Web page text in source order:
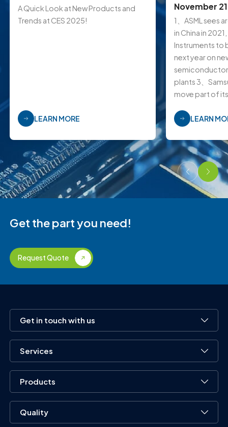
A Quick Look at New Products and
Trends at CES 2025!
LEARN MORE
November 21
1、ASML sees
in China in
Instruments to
next year on
plants 3、
move part of
LEARN
Get the part you need!
Request Quote
Get in touch with us
Services
Products
Quality